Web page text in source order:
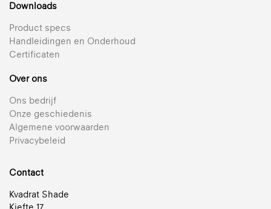
Downloads
Product specs
Handleidingen en Onderhoud
Certificaten
Over ons
Ons bedrijf
Onze geschiedenis
Algemene voorwaarden
Privacybeleid
Contact
Kvadrat Shade